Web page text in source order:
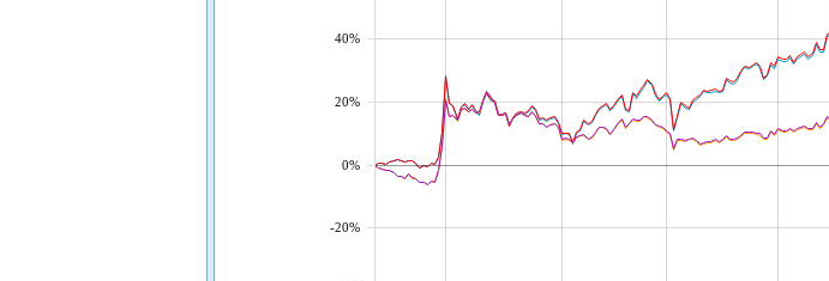
-20%
0%
20%
40%